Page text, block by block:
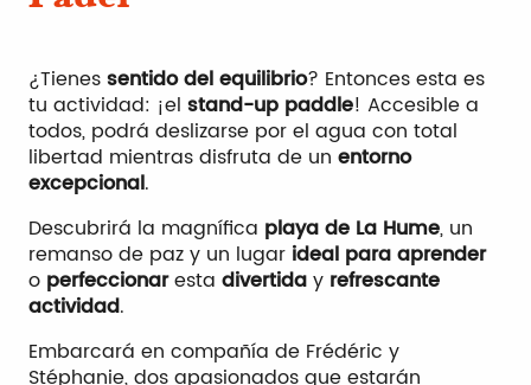
¿Tienessentido del equilibrio? Entonces esta es
tu actividad: ¡el stand-up paddle! Accesible a
todos, podrá deslizarse por el agua con total
libertad mientras disfruta de un entorno
excepcional.
Descubrirá la magnífica playa de La Hume, un
remanso de paz y un lugar ideal para aprender
o perfeccionaresta divertiday refrescante
actividad.
Embarcará en compañía de Frédéric y
Stéphanie, dos apasionados que estarán